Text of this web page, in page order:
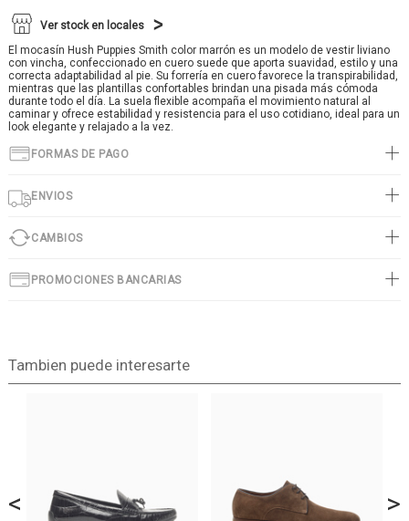
Ver stock en locales
El mocasín Hush Puppies Smith color marrón es un modelo de vestir liviano
con vincha, confeccionado en cuero suede que aporta suavidad, estilo y una
correcta adaptabilidad al pie. Su forrería en cuero favorece la transpirabilidad,
mientras que las plantillas confortables brindan una pisada más cómoda
durante todo el día. La suela flexible acompaña el movimiento natural al
caminar y ofrece estabilidad y resistencia para el uso cotidiano, ideal para un
look elegante y relajado a la vez.
FORMAS DE PAGO
ENVIOS
CAMBIOS
PROMOCIONES BANCARIAS
Tambien puede interesarte
< >